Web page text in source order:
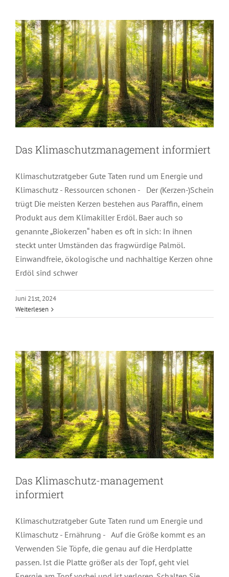
Das Klimaschutzmanagement informiert
Klimaschutzratgeber Gute Taten rund um Energie und
Klimaschutz - Ressourcen schonen - Der (Kerzen-)Schein
trügt Die meisten Kerzen bestehen aus Paraffin, einem
Produkt aus dem Klimakiller Erdöl. Baer auch so
genannte „Biokerzen“ haben es oft in sich: In ihnen
steckt unter Umständen das fragwürdige Palmöl.
Einwandfreie, ökologische und nachhaltige Kerzen ohne
Erdöl sind schwer
Juni 21st, 2024
Weiterlesen
Das Klimaschutz-management
Das Klimaschutz-management
informiert
Klimaschutzratgeber Gute Taten rund um Energie und
Klimaschutz - Ernährung - Auf die Größe kommt es an
Verwenden Sie Töpfe, die genau auf die Herdplatte
passen. Ist die Platte größer als der Topf, geht viel